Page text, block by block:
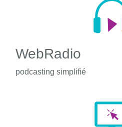
WebRadio
podcasting simplifié